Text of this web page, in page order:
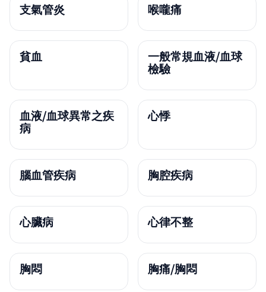
支氣管炎 喉嚨痛
貧血
一般常規血液/血球
檢驗
血液/血球異常之疾
病
心悸
腦血管疾病 胸腔疾病
心臟病 心律不整
胸悶 胸痛/胸悶